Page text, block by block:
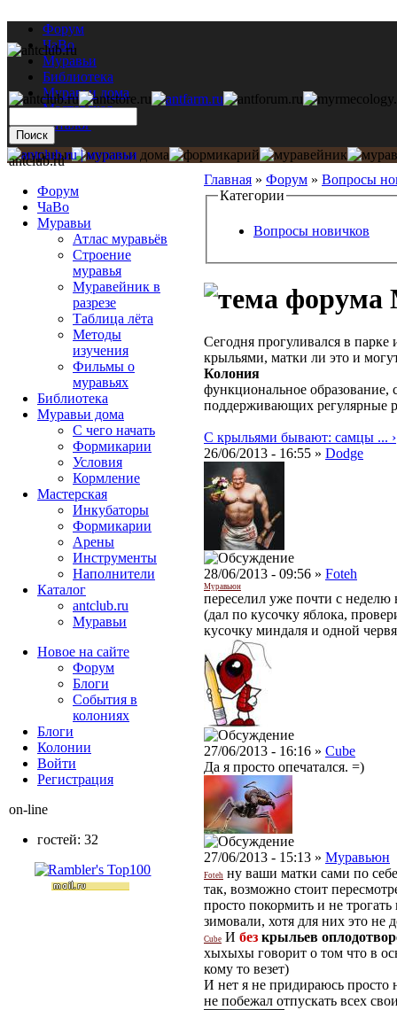
Форум
ЧаВо
Муравьи
Библиотека
Муравьи дома
Мастерская
Каталог
Главная » Форум » Вопросы
Категории
Вопросы новичков
Сегодня прогуливался в парке
крыльями, матки ли это и
Колония
функциональное образование,
поддерживающих регулярные
С крыльями бывают: самцы ... ›
26/06/2013 - 16:55 » Dodge
28/06/2013 - 09:56 » Foteh
Муравьюн
переселил уже почти с неделю
(дал по кусочку яблока,
кусочку миндаля и одной
27/06/2013 - 16:16 » Cube
Да я просто опечатался. =)
27/06/2013 - 15:13 » Муравьюн
Foteh ну ваши матки сами по
так, возможно стоит
просто покормить и не
зимовали, хотя для них это не
Cube И без крыльев
хыхыхы говорит о том что в
кому то везет)
И нет я не придираюсь просто
не побежал отпускать всех
antclub.ru
Форум
ЧаВо
Муравьи
Атлас муравьёв
Строение
муравья
Муравейник в
разрезе
Таблица лёта
Методы
изучения
Фильмы о
муравьях
Библиотека
Муравьи дома
С чего начать
Формикарии
Условия
Кормление
Мастерская
Инкубаторы
Формикарии
Арены
Инструменты
Наполнители
Каталог
antclub.ru
Муравьи
Новое на сайте
Форум
Блоги
События в
колониях
Блоги
Колонии
Войти
Peгиcтpaция
on-line
гостей: 32